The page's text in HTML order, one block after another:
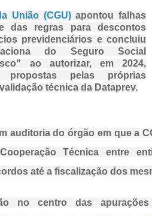
União (CGU)apontou falhas
das regras para descontos
previdenciários e concluiu
do Seguro Social
ao autorizar, em 2024,
propostas pelas próprias
técnica da Dataprev.
auditoria do órgão em que a
Técnica entre
até a fiscalização dos
no centro das